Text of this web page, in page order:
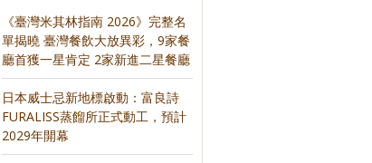
《臺灣米其林指南 2026》完整名
單揭曉 臺灣餐飲大放異彩，9家餐
廳首獲一星肯定 2家新進二星餐廳
日本威士忌新地標啟動：富良詩
FURALISS蒸餾所正式動工，預計
2029年開幕